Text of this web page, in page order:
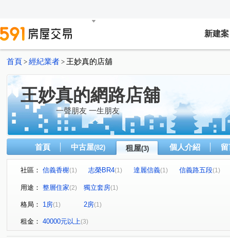
新建案
首頁 > 經紀業者 > 王妙真的店舖
王妙真的網路店舖
一聲朋友 一生朋友
首頁 中古屋(82) 租屋(3) 個人介紹
社區： 信義香榭(1) 志榮BR4(1) 達麗信義(1) 信義路五段(1)
忠孝東路五段
用途： 整層住家(2) 獨立套房(1)
格局： 1房(1) 2房(1)
租金： 40000元以上(3)